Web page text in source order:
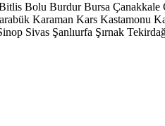
Bolu Burdur Bursa Çanakkale
Karaman Kars Kastamonu
Sivas Şanlıurfa Şırnak